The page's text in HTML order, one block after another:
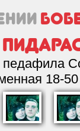
педафила
18-